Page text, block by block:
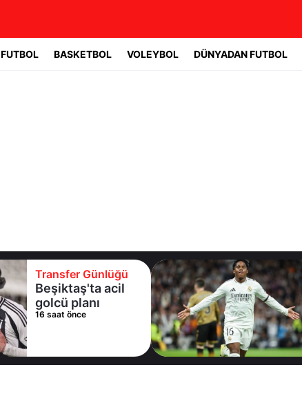
FUTBOL BASKETBOL VOLEYBOL DÜNYADAN FUTBOL
Transfer Günlüğü
Beşiktaş'ta acil
golcü planı
16 saat önce